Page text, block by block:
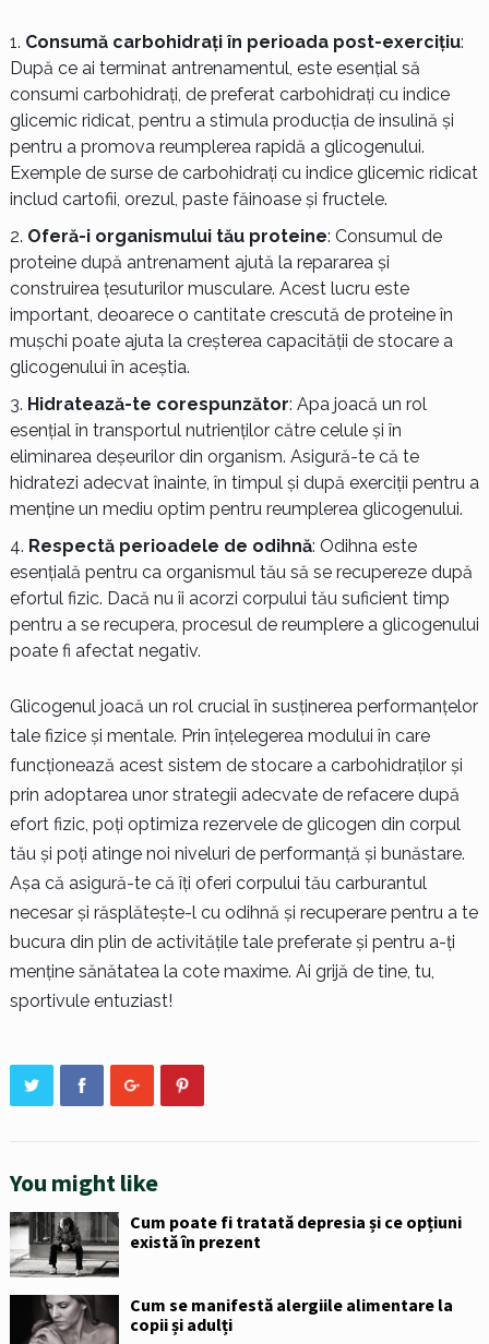
Consumă carbohidrați în perioada post-exercițiu:
După ce ai terminat antrenamentul, este esențial să
consumi carbohidrați, de preferat carbohidrați cu indice
glicemic ridicat, pentru a stimula producția de insulină și
pentru a promova reumplerea rapidă a glicogenului.
Exemple de surse de carbohidrați cu indice glicemic ridicat
includ cartofii, orezul, paste făinoase și fructele.
Oferă-i organismului tău proteine: Consumul de
proteine după antrenament ajută la repararea și
construirea țesuturilor musculare. Acest lucru este
important, deoarece o cantitate crescută de proteine în
mușchi poate ajuta la creșterea capacității de stocare a
glicogenului în aceștia.
Hidratează-te corespunzător: Apa joacă un rol
esențial în transportul nutrienților către celule și în
eliminarea deșeurilor din organism. Asigură-te că te
hidratezi adecvat înainte, în timpul și după exerciții pentru a
menține un mediu optim pentru reumplerea glicogenului.
Respectă perioadele de odihnă: Odihna este
esențială pentru ca organismul tău să se recupereze după
efortul fizic. Dacă nu îi acorzi corpului tău suficient timp
pentru a se recupera, procesul de reumplere a glicogenului
poate fi afectat negativ.
Glicogenul joacă un rol crucial în susținerea performanțelor
tale fizice și mentale. Prin înțelegerea modului în care
funcționează acest sistem de stocare a carbohidraților și
prin adoptarea unor strategii adecvate de refacere după
efort fizic, poți optimiza rezervele de glicogen din corpul
tău și poți atinge noi niveluri de performanță și bunăstare.
Așa că asigură-te că îți oferi corpului tău carburantul
necesar și răsplătește-l cu odihnă și recuperare pentru a te
bucura din plin de activitățile tale preferate și pentru a-ți
menține sănătatea la cote maxime. Ai grijă de tine, tu,
sportivule entuziast!
You might like
Cum poate fi tratată depresia și ce opțiuni
există în prezent
Cum se manifestă alergiile alimentare la
copii și adulți